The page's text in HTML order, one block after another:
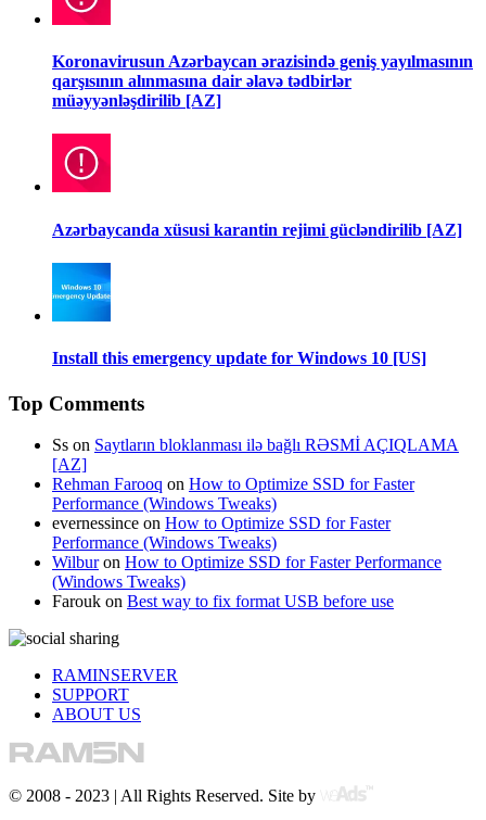
Koronavirusun Azərbaycan ərazisində geniş yayılmasının
qarşısının alınmasına dair əlavə tədbirlər
müəyyənləşdirilib [AZ]
Azərbaycanda xüsusi karantin rejimi gücləndirilib [AZ]
Install this emergency update for Windows 10 [US]
Top Comments
Ss on Saytların bloklanması ilə bağlı RƏSMİ AÇIQLAMA
[AZ]
Rehman Farooq on How to Optimize SSD for Faster
Performance (Windows Tweaks)
evernessince on How to Optimize SSD for Faster
Performance (Windows Tweaks)
Wilburon How to Optimize SSD for Faster Performance
(Windows Tweaks)
Farouk on Best way to fix format USB before use
RAMINSERVER
SUPPORT
ABOUT US
© 2008 - 2023 | All Rights Reserved. Site by